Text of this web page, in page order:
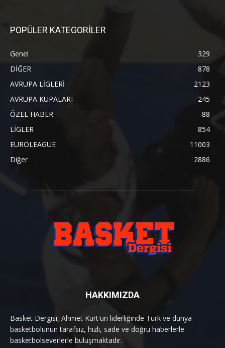
POPÜLER KATEGORİLER
Genel
329
DİĞER
878
AVRUPA LİGLERİ
2123
AVRUPA KUPALARI
245
ÖZEL HABER
88
LİGLER
854
EUROLEAGUE
11003
Diğer
2886
HAKKIMIZDA
Basket Dergisi, Ahmet Kurt'un liderliğinde Türk ve dünya
basketbolunun tarafsız, hızlı, sade ve doğru haberlerle
basketbolseverlerle buluşmaktadır.